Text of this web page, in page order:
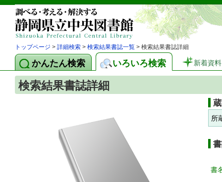
トップページ > 詳細検索 > 検索結果書誌一覧 > 検索結果書誌詳細
かんたん検索 いろいろ検索 新着資料
検索結果書誌詳細
所
書